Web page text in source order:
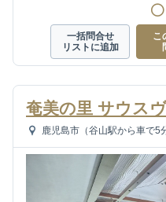
一括問合せ
リストに追加
こ
奄美の里 サウス
鹿児島市（谷山駅から車で5